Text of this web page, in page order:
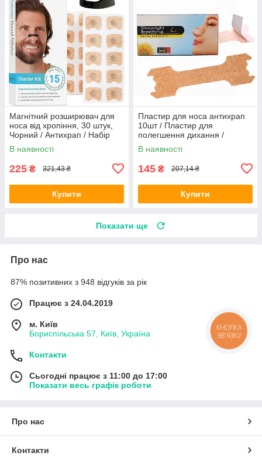
Магнітний розширювач для
носа від хропіння, 30 штук,
Чорний / Антихрап / Набір
магнітних розширювачів для
носа
В наявності
225 ₴ 321,43 ₴
Купити
Пластир для носа антихрап
10шт / Пластир для
полегшення дихання /
Пластир від хропіння на ніс
для дихання
В наявності
145 ₴ 207,14 ₴
Купити
Показати ще
Про нас
87% позитивних з 948 відгуків за рік
Працює з 24.04.2019
м. Київ
Бориспільська 57, Київ, Україна
Контакти
Сьогодні працює з 11:00 до 17:00
Показати весь графік роботи
Про нас
Контакти
КНОПКА
ЗВ'ЯЗКУ